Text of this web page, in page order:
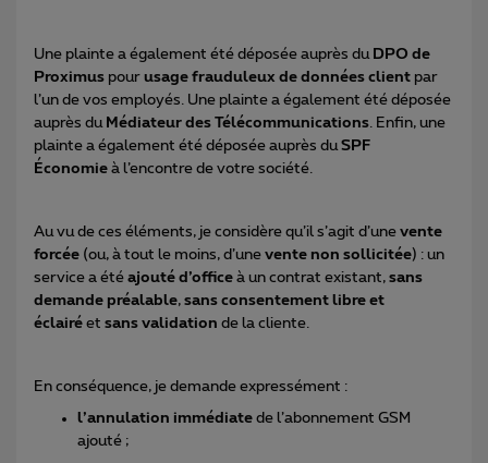
Une plainte a également été déposée auprès du DPO de
Proximus pour usage frauduleux de données client par
l’un de vos employés. Une plainte a également été déposée
auprès du Médiateur des Télécommunications. Enfin, une
plainte a également été déposée auprès duSPF
Économie à l’encontre de votre société.
Au vu de ces éléments, je considère qu’il s’agit d’une vente
forcée (ou, à tout le moins, d’une vente non sollicitée) : un
service a été ajouté d’office à un contrat existant, sans
demande préalable, sans consentement libre et
éclairé et sans validation de la cliente.
En conséquence, je demande expressément :
l’annulation immédiate de l’abonnement GSM
ajouté ;